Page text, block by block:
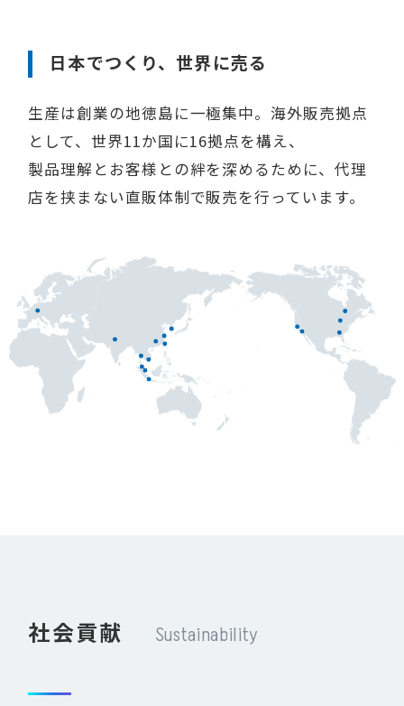
日本でつくり、世界に売る
生産は創業の地徳島に一極集中。海外販売拠点
として、世界11か国に16拠点を構え、
製品理解とお客様との絆を深めるために、代理
店を挟まない直販体制で販売を行っています。
社会貢献 Sustainability